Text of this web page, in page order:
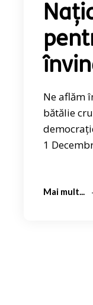
Ne aflăm
bătălie
1
Mai mult...